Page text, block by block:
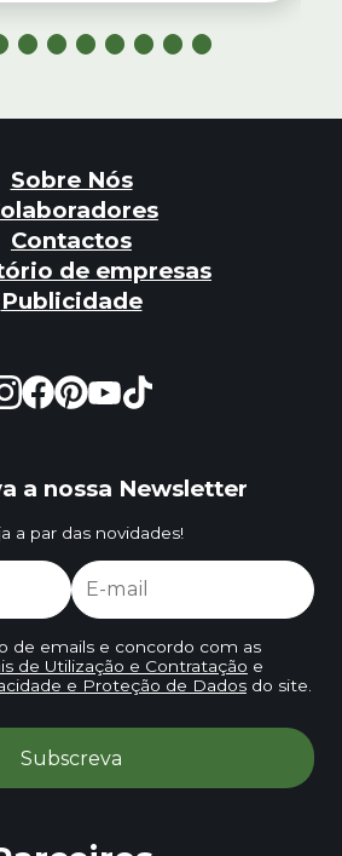
Sobre Nós
Contactos
de empresas
Publicidade
a nossa Newsletter
a par das novidades!
de emails e concordo com as
de Utilização e Contratação e
e Proteção de Dadosdo site.